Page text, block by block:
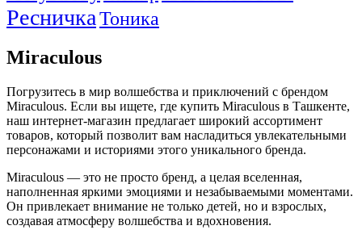
РесничкаТоника
Miraculous
Погрузитесь в мир волшебства и приключений с брендом
Miraculous. Если вы ищете, где купить Miraculous в Ташкенте,
наш интернет-магазин предлагает широкий ассортимент
товаров, который позволит вам насладиться увлекательными
персонажами и историями этого уникального бренда.
Miraculous — это не просто бренд, а целая вселенная,
наполненная яркими эмоциями и незабываемыми моментами.
Он привлекает внимание не только детей, но и взрослых,
создавая атмосферу волшебства и вдохновения.